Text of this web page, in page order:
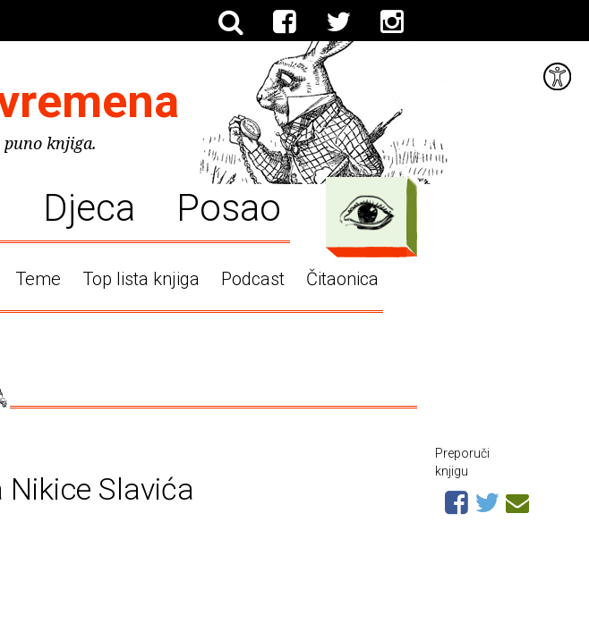
puno knjiga.
Djeca Posao
Teme Top lista knjiga Podcast Čitaonica
Slavića
Preporuči
knjigu